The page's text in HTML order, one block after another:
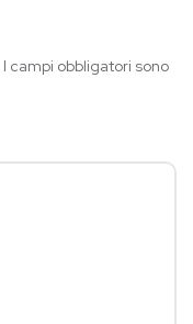
I campi obbligatori sono